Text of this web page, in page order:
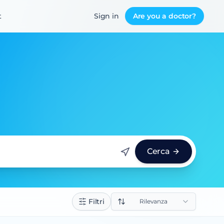
Sign in Are you a doctor?
Cerca
Filtri Rilevanza